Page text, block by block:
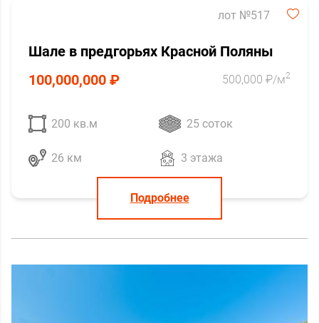
лот №517
Шале в предгорьях Красной Поляны
100,000,000 ₽
500,000 ₽/м2
200 кв.м 25 соток
26 км 3 этажа
Подробнее